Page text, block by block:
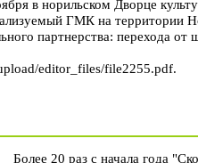
в норильском Дворце
ГМК на территории
партнерства: перехода
editor_files/file2255.pdf.
Более 20 раз с начала года